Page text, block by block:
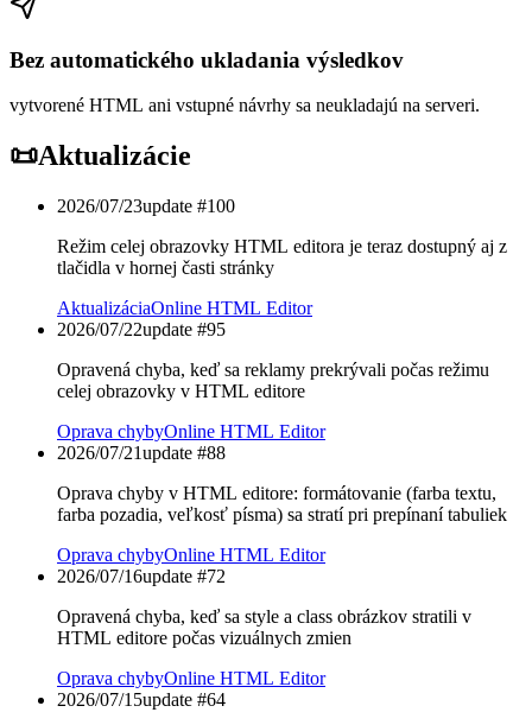
Bez automatického ukladania výsledkov
vytvorené HTML ani vstupné návrhy sa neukladajú na serveri.
📜Aktualizácie
2026/07/23update #100
Režim celej obrazovky HTML editora je teraz dostupný aj z
tlačidla v hornej časti stránky
AktualizáciaOnline HTML Editor
2026/07/22update #95
Opravená chyba, keď sa reklamy prekrývali počas režimu
celej obrazovky v HTML editore
Oprava chybyOnline HTML Editor
2026/07/21update #88
Oprava chyby v HTML editore: formátovanie (farba textu,
farba pozadia, veľkosť písma) sa stratí pri prepínaní tabuliek
Oprava chybyOnline HTML Editor
2026/07/16update #72
Opravená chyba, keď sa style a class obrázkov stratili v
HTML editore počas vizuálnych zmien
Oprava chybyOnline HTML Editor
2026/07/15update #64